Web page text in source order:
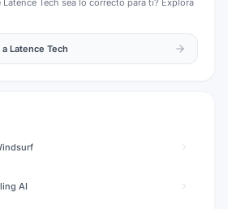
Latence Tech sea lo correcto para ti? Explora
a Latence Tech
AI